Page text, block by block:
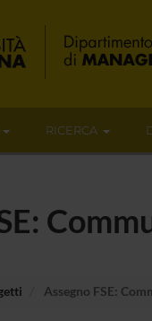
RICERCA
Assegno FSE: